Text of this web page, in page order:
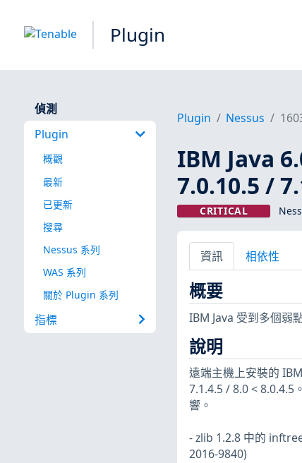
Plugin
偵測
Plugin
概觀
最新
已更新
搜尋
Nessus 系列
WAS 系列
關於 Plugin 系列
指標
Plugin Nessus
IBM Java
7.0.10.5 /
CRITICAL
資訊 相依性
概要
IBM Java 受到多個弱
說明
遠端主機上安裝的
7.1.4.5 / 8.0 < 8.0.4.5
響。
- zlib 1.2.8 中的
2016-9840)